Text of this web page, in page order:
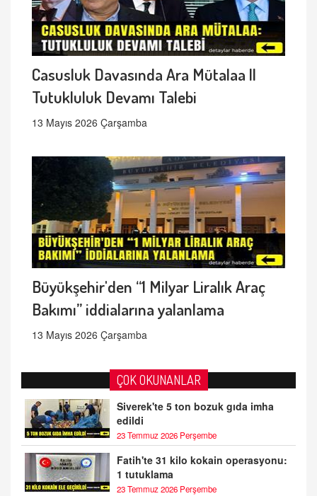
Casusluk Davasında Ara Mütalaa ||
Tutukluluk Devamı Talebi
13 Mayıs 2026 Çarşamba
Büyükşehir'den “1 Milyar Liralık Araç
Bakımı” iddialarına yalanlama
13 Mayıs 2026 Çarşamba
ÇOK OKUNANLAR
Siverek'te 5 ton bozuk gıda imha
edildi
23 Temmuz 2026 Perşembe
Fatih'te 31 kilo kokain operasyonu:
1 tutuklama
23 Temmuz 2026 Perşembe